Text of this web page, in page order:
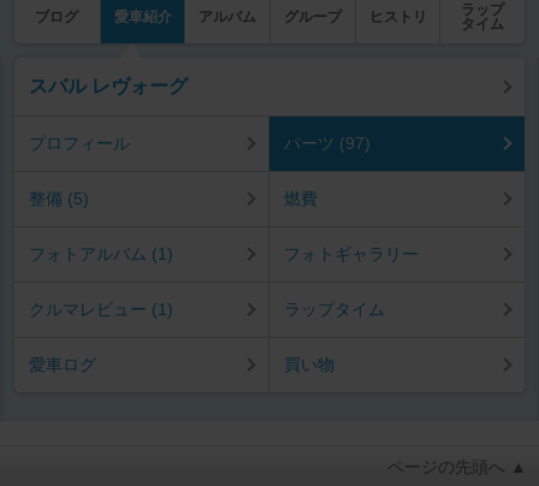
ブログ 愛車紹介 アルバム グループ ヒストリ
ラップ
タイム
スバル レヴォーグ
プロフィール パーツ (97)
整備 (5) 燃費
フォトアルバム (1) フォトギャラリー
クルマレビュー (1) ラップタイム
愛車ログ 買い物
ページの先頭へ ▲